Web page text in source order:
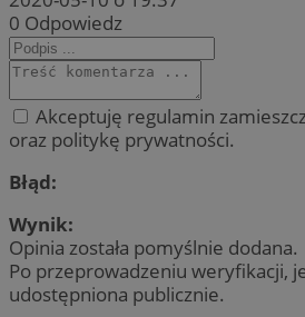
0 Odpowiedz
Akceptuję regulamin
oraz politykę prywatności.
Błąd:
Wynik:
Opinia została pomyślnie dodana.
Po przeprowadzeniu weryfikacji,
udostępniona publicznie.